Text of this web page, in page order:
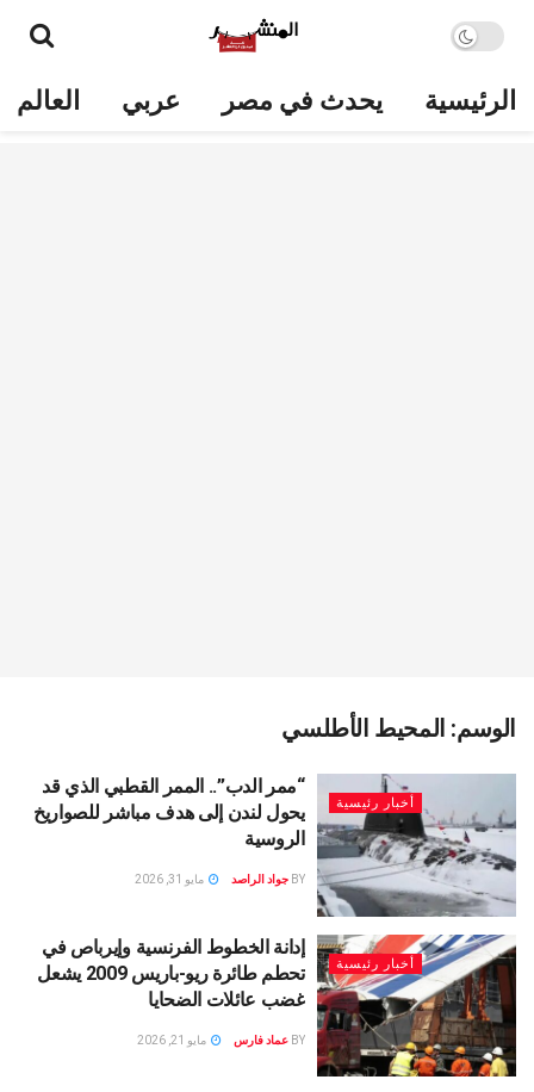
الرئيسية يحدث في مصر عربي العالم
الوسم: المحيط الأطلسي
أخبار رئيسية
“ممر الدب”.. الممر القطبي الذي قد
يحول لندن إلى هدف مباشر للصواريخ
الروسية
BY جواد الراصد مايو 31, 2026
أخبار رئيسية
إدانة الخطوط الفرنسية وإيرباص في
تحطم طائرة ريو-باريس 2009 يشعل
غضب عائلات الضحايا
BY عماد فارس مايو 21, 2026